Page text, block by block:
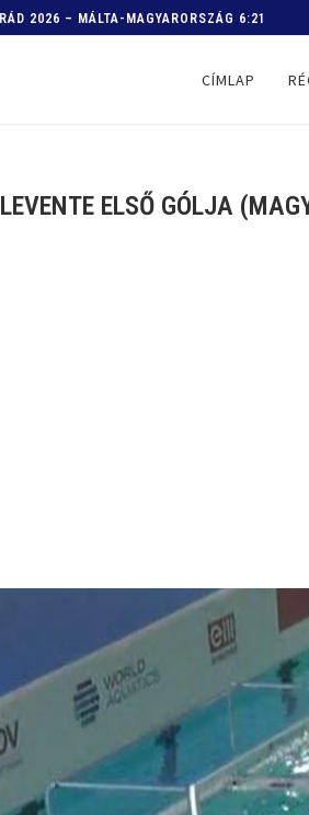
AZ EB-RŐL – A TOVÁBBI PROGRAM
CÍMLAP
ELSŐ GÓLJA